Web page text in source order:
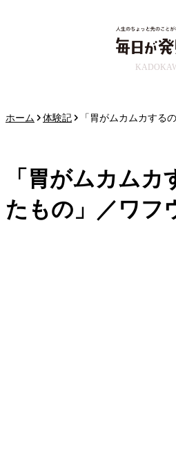
ホーム 体験記 「胃がムカムカする
「胃がムカム
たもの」／ワフ